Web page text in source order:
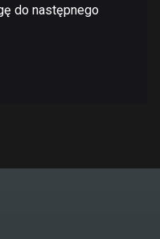
do następnego